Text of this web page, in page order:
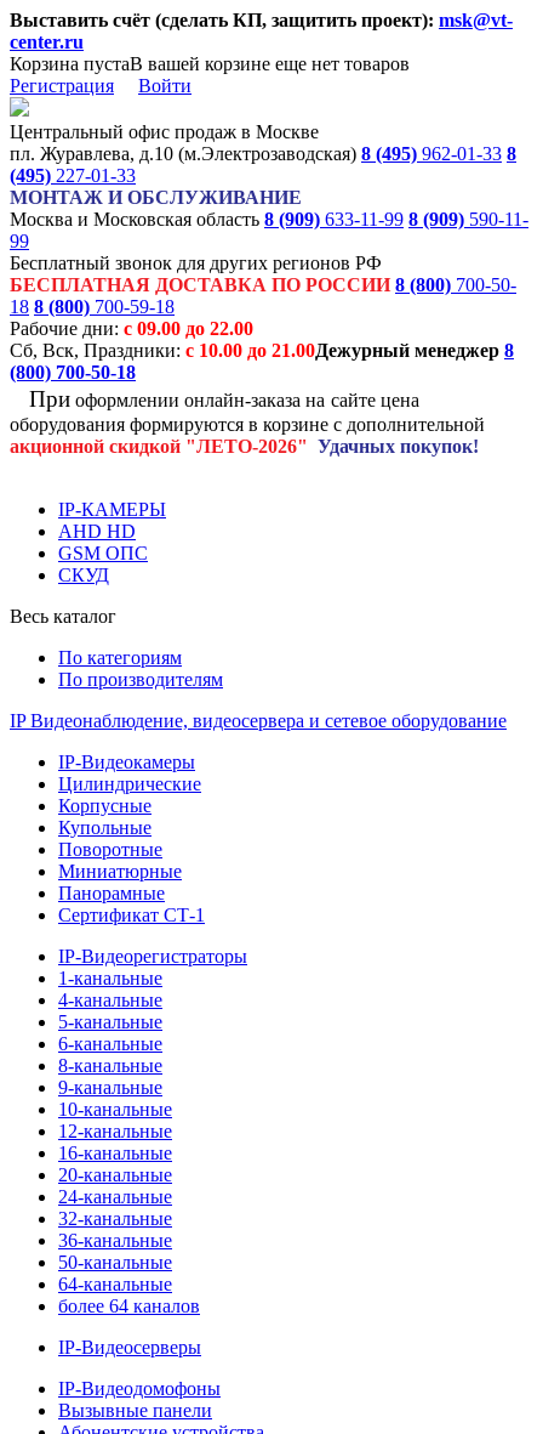
Выставить счёт (сделать КП, защитить проект): msk@vt-
center.ru
Корзина пустаВ вашей корзине еще нет товаров
Регистрация
Войти
Центральный офис продаж в Москве
пл. Журавлева, д.10 (м.Электрозаводская) 8 (495) 962-01-33 8
(495) 227-01-33
МОНТАЖ И ОБСЛУЖИВАНИЕ
Москва и Московская область 8 (909) 633-11-99 8 (909) 590-11-
99
Бесплатный звонок для других регионов РФ
БЕСПЛАТНАЯ ДОСТАВКА ПО РОССИИ 8 (800) 700-50-
18 8 (800) 700-59-18
Рабочие дни: с 09.00 до 22.00
Сб, Вск, Праздники: с 10.00 до 21.00Дежурный менеджер 8
(800) 700-50-18
При оформлении онлайн-заказа на сайте цена
оборудования формируются в корзине с дополнительной
акционной скидкой "ЛЕТО-2026" Удачных покупок!
IP-КАМЕРЫ
AHD HD
GSM ОПС
СКУД
Весь каталог
По категориям
По производителям
IP Видеонаблюдение, видеосервера и сетевое оборудование
IP-Видеокамеры
Цилиндрические
Корпусные
Купольные
Поворотные
Миниатюрные
Панорамные
Сертификат СТ-1
IP-Видеорегистраторы
1-канальные
4-канальные
5-канальные
6-канальные
8-канальные
9-канальные
10-канальные
12-канальные
16-канальные
20-канальные
24-канальные
32-канальные
36-канальные
50-канальные
64-канальные
более 64 каналов
IP-Видеосерверы
IP-Видеодомофоны
Вызывные панели